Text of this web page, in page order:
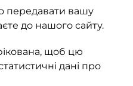
передавати вашу
до нашого сайту.
щоб цю
дані про